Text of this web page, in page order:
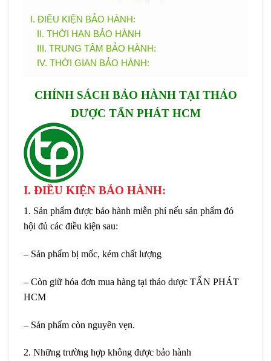
I. ĐIỀU KIỆN BẢO HÀNH:
II. THỜI HẠN BẢO HÀNH
III. TRUNG TÂM BẢO HÀNH:
IV. THỜI GIAN BẢO HÀNH:
CHÍNH SÁCH BẢO HÀNH TẠI THẢO
DƯỢC TẤN PHÁT HCM
I. ĐIỀU KIỆN BẢO HÀNH:
1. Sản phẩm được bảo hành miễn phí nếu sản phẩm đó
hội đủ các điều kiện sau:
– Sản phẩm bị mốc, kém chất lượng
– Còn giữ hóa đơn mua hàng tại thảo dược TẤN PHÁT
HCM
– Sản phẩm còn nguyên vẹn.
2. Những trường hợp không được bảo hành